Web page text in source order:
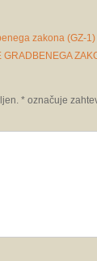
zakona (GZ-1)
* označuje